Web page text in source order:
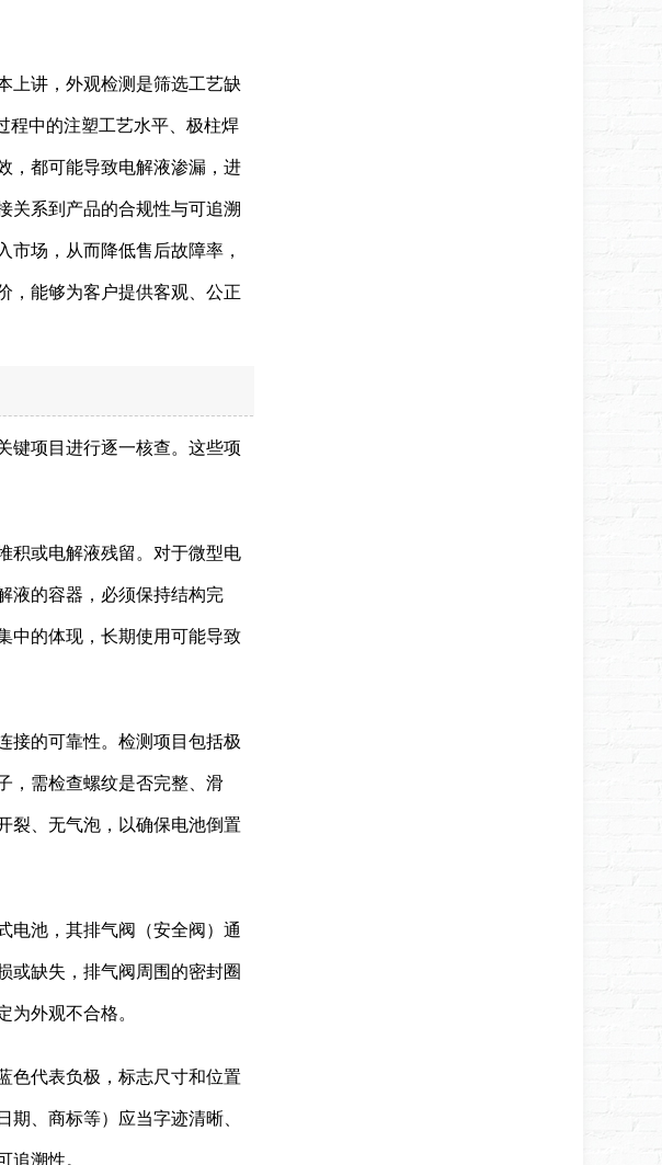
上讲，外观检测是筛选工艺缺
程中的注塑工艺水平、极柱焊
，都可能导致电解液渗漏，进
关系到产品的合规性与可追溯
场，从而降低售后故障率，
，能够为客户提供客观、公正
键项目进行逐一核查。这些项
积或电解液残留。对于微型电
液的容器，必须保持结构完
中的体现，长期使用可能导致
接的可靠性。检测项目包括极
，需检查螺纹是否完整、滑
裂、无气泡，以确保电池倒置
电池，其排气阀（安全阀）通
或缺失，排气阀周围的密封圈
外观不合格。
色代表负极，标志尺寸和位置
、商标等）应当字迹清晰、
追溯性。